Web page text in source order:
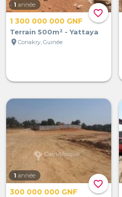
favorite_border
1 année
1 300 000 000 GNF
Terrain 500m² - Yattaya
location_on Conakry, Guinée
favorite_border
1 année
300 000 000 GNF